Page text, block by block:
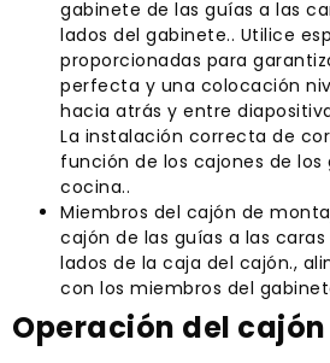
gabinete de las guías a las
lados del gabinete.. Utilice
proporcionadas para
perfecta y una colocación
hacia atrás y entre
La instalación correcta de
función de los cajones de los
cocina..
Miembros del cajón de
cajón de las guías a las
lados de la caja del cajón.,
con los miembros del
Operación del